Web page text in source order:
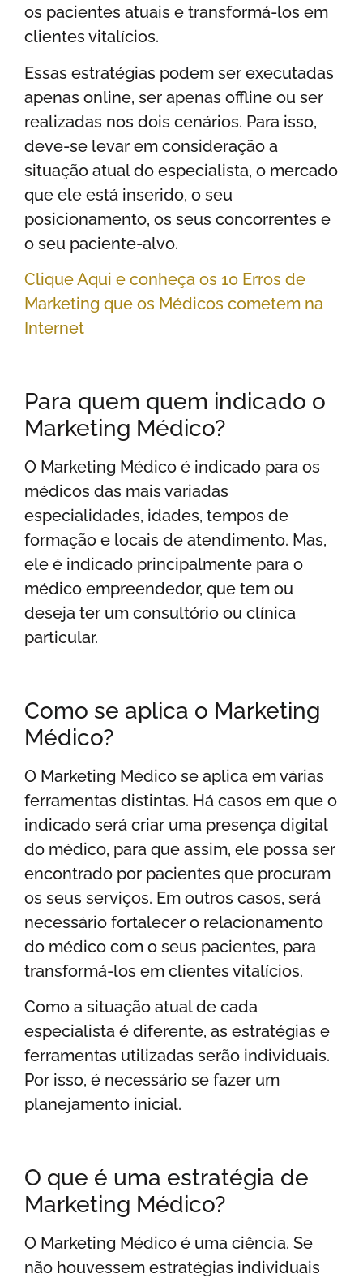
os pacientes atuais e transformá-los em
clientes vitalícios.
Essas estratégias podem ser executadas
apenas online, ser apenas offline ou ser
realizadas nos dois cenários. Para isso,
deve-se levar em consideração a
situação atual do especialista, o mercado
que ele está inserido, o seu
posicionamento, os seus concorrentes e
o seu paciente-alvo.
Clique Aqui e conheça os 10 Erros de
Marketing que os Médicos cometem na
Internet
Para quem quem indicado o
Marketing Médico?
O Marketing Médico é indicado para os
médicos das mais variadas
especialidades, idades, tempos de
formação e locais de atendimento. Mas,
ele é indicado principalmente para o
médico empreendedor, que tem ou
deseja ter um consultório ou clínica
particular.
Como se aplica o Marketing
Médico?
O Marketing Médico se aplica em várias
ferramentas distintas. Há casos em que o
indicado será criar uma presença digital
do médico, para que assim, ele possa ser
encontrado por pacientes que procuram
os seus serviços. Em outros casos, será
necessário fortalecer o relacionamento
do médico com o seus pacientes, para
transformá-los em clientes vitalícios.
Como a situação atual de cada
especialista é diferente, as estratégias e
ferramentas utilizadas serão individuais.
Por isso, é necessário se fazer um
planejamento inicial.
O que é uma estratégia de
Marketing Médico?
O Marketing Médico é uma ciência. Se
não houvessem estratégias individuais